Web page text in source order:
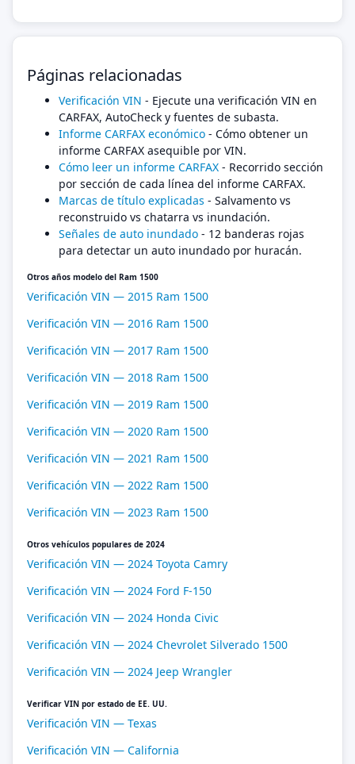
Páginas relacionadas
Verificación VIN - Ejecute una verificación VIN en
CARFAX, AutoCheck y fuentes de subasta.
Informe CARFAX económico - Cómo obtener un
informe CARFAX asequible por VIN.
Cómo leer un informe CARFAX - Recorrido sección
por sección de cada línea del informe CARFAX.
Marcas de título explicadas - Salvamento vs
reconstruido vs chatarra vs inundación.
Señales de auto inundado - 12 banderas rojas
para detectar un auto inundado por huracán.
Otros años modelo del Ram 1500
Verificación VIN — 2015 Ram 1500
Verificación VIN — 2016 Ram 1500
Verificación VIN — 2017 Ram 1500
Verificación VIN — 2018 Ram 1500
Verificación VIN — 2019 Ram 1500
Verificación VIN — 2020 Ram 1500
Verificación VIN — 2021 Ram 1500
Verificación VIN — 2022 Ram 1500
Verificación VIN — 2023 Ram 1500
Otros vehículos populares de 2024
Verificación VIN — 2024 Toyota Camry
Verificación VIN — 2024 Ford F-150
Verificación VIN — 2024 Honda Civic
Verificación VIN — 2024 Chevrolet Silverado 1500
Verificación VIN — 2024 Jeep Wrangler
Verificar VIN por estado de EE. UU.
Verificación VIN — Texas
Verificación VIN — California